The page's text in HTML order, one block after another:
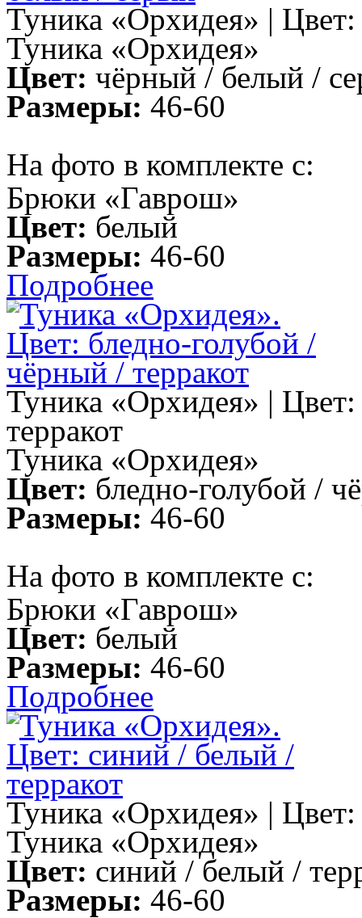
Туника «Орхидея» |
Туника «Орхидея»
Цвет: чёрный / белый /
Размеры: 46-60
На фото в комплекте с:
Брюки «Гаврош»
Цвет: белый
Размеры: 46-60
Подробнее
Туника «Орхидея» |
терракот
Туника «Орхидея»
Цвет: бледно-голубой /
Размеры: 46-60
На фото в комплекте с:
Брюки «Гаврош»
Цвет: белый
Размеры: 46-60
Подробнее
Туника «Орхидея» |
Туника «Орхидея»
Цвет: синий / белый /
Размеры: 46-60